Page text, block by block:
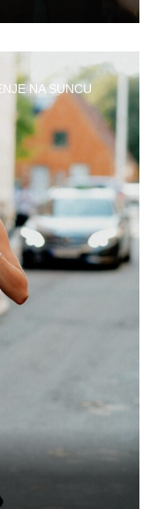
NA SUNCU